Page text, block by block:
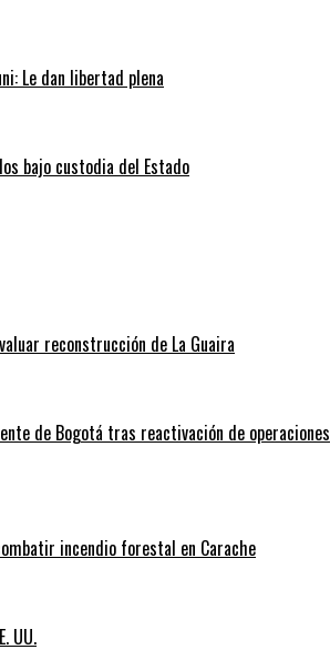
Le dan libertad plena
bajo custodia del Estado
reconstrucción de La Guaira
de Bogotá tras reactivación de operaciones
incendio forestal en Carache
UU.